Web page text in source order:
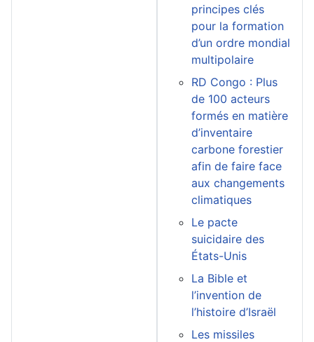
principes clés
pour la formation
d’un ordre mondial
multipolaire
RD Congo : Plus
de 100 acteurs
formés en matière
d’inventaire
carbone forestier
afin de faire face
aux changements
climatiques
Le pacte
suicidaire des
États-Unis
La Bible et
l’invention de
l’histoire d’Israël
Les missiles